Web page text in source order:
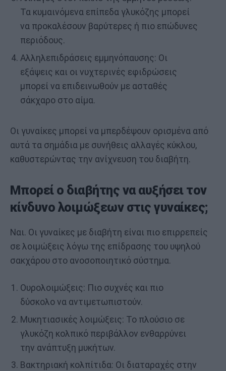
Τα κυμαινόμενα επίπεδα γλυκόζης μπορεί
να προκαλέσουν βαρύτερες ή πιο επώδυνες
περιόδους.
Αλληλεπιδράσεις εμμηνόπαυσης: Οι
εξάψεις και οι νυχτερινές εφιδρώσεις
μπορεί να επιδεινωθούν με ασταθές
σάκχαρο στο αίμα.
Οι γυναίκες μπορεί να μπερδέψουν ορισμένα από
αυτά τα σημάδια με συνήθεις αλλαγές κύκλου,
καθυστερώντας την ανίχνευση του διαβήτη.
Μπορεί ο διαβήτης να αυξήσει τον
κίνδυνο λοιμώξεων στις γυναίκες;
Ναι. Οι γυναίκες με διαβήτη είναι πιο επιρρεπείς
σε λοιμώξεις λόγω της επίδρασης του υψηλού
σακχάρου στο ανοσοποιητικό σύστημα.
Ουρολοιμώξεις: Πιο συχνές και πιο
δύσκολο να αντιμετωπιστούν.
Μυκητιασικές λοιμώξεις: Το πλούσιο σε
γλυκόζη κολπικό περιβάλλον ενθαρρύνει
την ανάπτυξη μυκήτων.
Βακτηριακή κολπίτιδα: Οι διαταραχές στην